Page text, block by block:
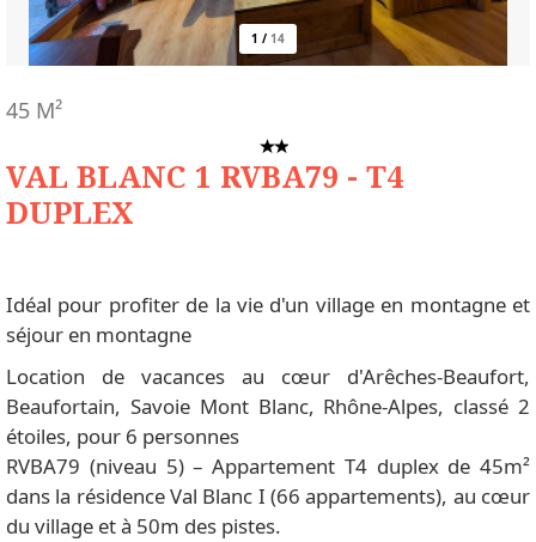
1 / 14
VAL BLANC 1 RVBA79 - T4
DUPLEX
45 M²
Idéal pour profiter de la vie d'un village en montagne et
séjour en montagne
Location de vacances au cœur d'Arêches-Beaufort,
Beaufortain, Savoie Mont Blanc, Rhône-Alpes, classé 2
étoiles, pour 6 personnes
RVBA79 (niveau 5) – Appartement T4 duplex de 45m²
dans la résidence Val Blanc I (66 appartements), au cœur
du village et à 50m des pistes.